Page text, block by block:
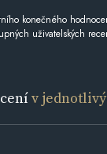
konečného
uživatelských
v